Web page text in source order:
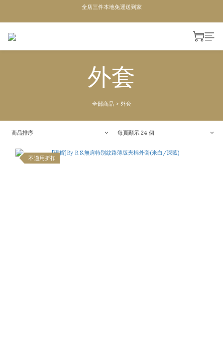
全店三件本地免運送到家
單次滿1200即成為VIP,全年95折
外套
全部商品> 外套
商品排序 每頁顯示 24 個
不適用折扣